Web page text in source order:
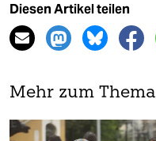
Diesen Artikel teilen
Mehr zum Thema